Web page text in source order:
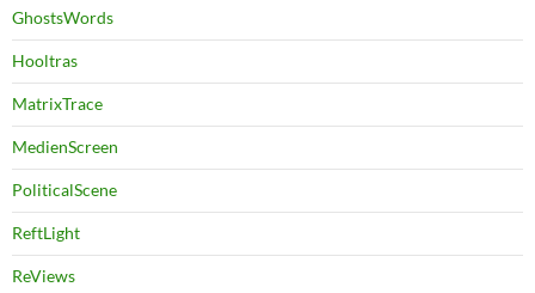
GhostsWords
Hooltras
MatrixTrace
MedienScreen
PoliticalScene
ReftLight
ReViews